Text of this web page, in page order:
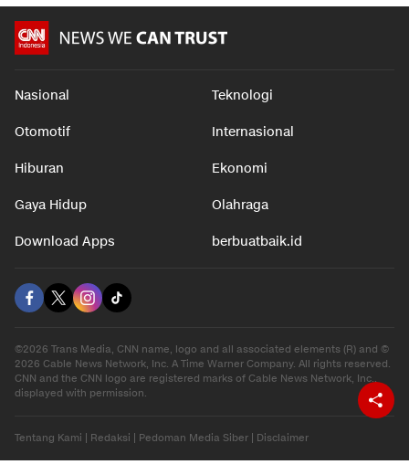
Nasional Teknologi
Otomotif Internasional
Hiburan Ekonomi
Gaya Hidup Olahraga
Download Apps berbuatbaik.id
©2026 Trans Media, CNN name, logo and all associated elements (R) and ©
2026 Cable News Network, Inc. A Time Warner Company. All rights reserved.
CNN and the CNN logo are registered marks of Cable News Network, Inc.,
displayed with permission.
Tentang Kami Redaksi Pedoman Media Siber Disclaimer